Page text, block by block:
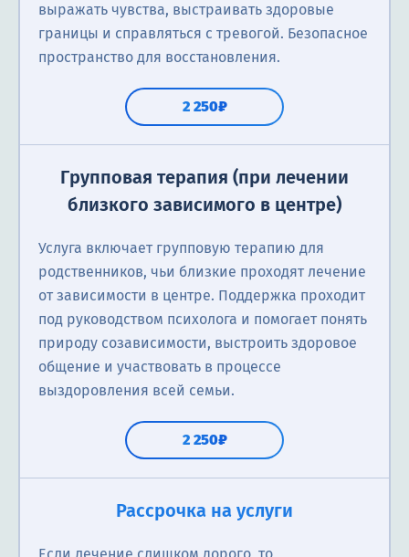
выражать чувства, выстраивать здоровые
границы и справляться с тревогой. Безопасное
пространство для восстановления.
2 250₽
Групповая терапия (при лечении
близкого зависимого в центре)
Услуга включает групповую терапию для
родственников, чьи близкие проходят лечение
от зависимости в центре. Поддержка проходит
под руководством психолога и помогает понять
природу созависимости, выстроить здоровое
общение и участвовать в процессе
выздоровления всей семьи.
2 250₽
Рассрочка на услуги